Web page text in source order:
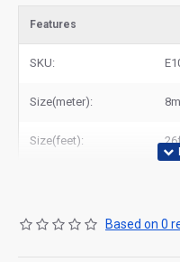
Features
SKU:
Size(meter):
Size(feet):
Based on 0